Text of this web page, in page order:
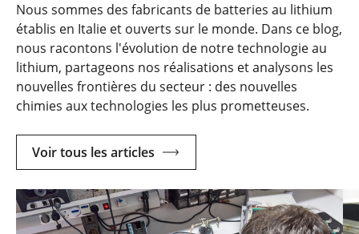
Nous sommes des fabricants de batteries au lithium
établis en Italie et ouverts sur le monde. Dans ce blog,
nous racontons l'évolution de notre technologie au
lithium, partageons nos réalisations et analysons les
nouvelles frontières du secteur : des nouvelles
chimies aux technologies les plus prometteuses.
Voir tous les articles